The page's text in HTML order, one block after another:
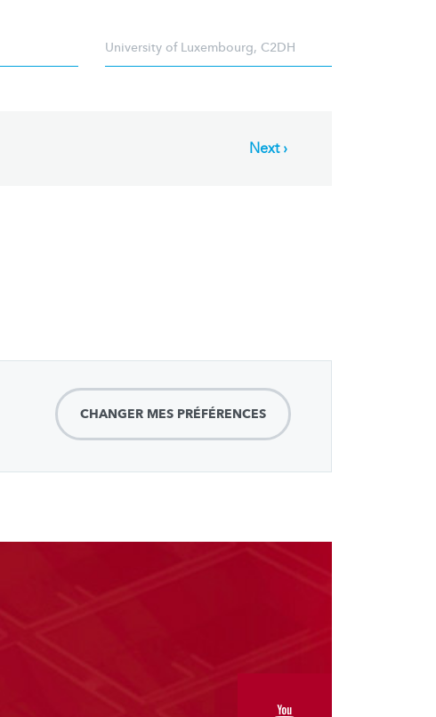
University of Luxembourg, C2DH
Next
Next ›
CHANGER MES PRÉFÉRENCES